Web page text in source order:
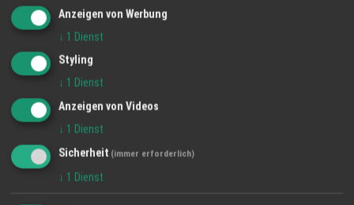
Email: info@ht24.info
Impressum
BILDER DER REGION
Anzeigen von Werbung
↓ 1 Dienst
Styling
↓ 1 Dienst
Anzeigen von Videos
↓ 1 Dienst
Sicherheit (immer erforderlich)
↓ 1 Dienst